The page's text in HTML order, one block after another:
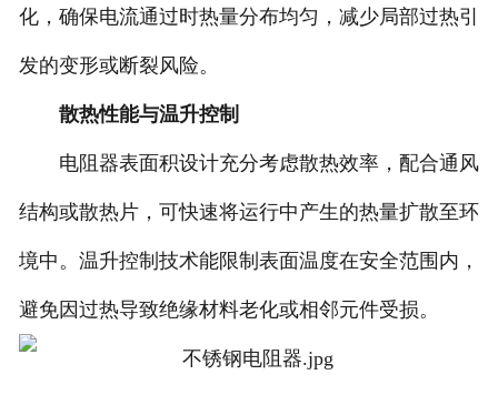
化，确保电流通过时热量分布均匀，减少局部过热引
发的变形或断裂风险。
散热性能与温升控制
电阻器表面积设计充分考虑散热效率，配合通风
结构或散热片，可快速将运行中产生的热量扩散至环
境中。温升控制技术能限制表面温度在安全范围内，
避免因过热导致绝缘材料老化或相邻元件受损。